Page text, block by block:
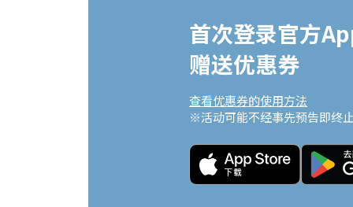
首次登录官方
赠送优惠券
查看优惠券的使用方法
※活动可能不经事先预告即终